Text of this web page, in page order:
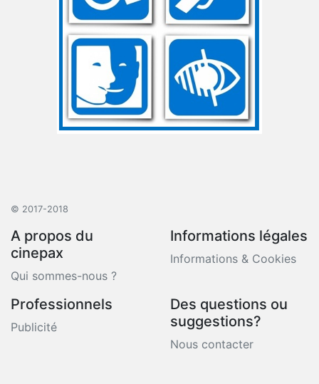
© 2017-2018
A propos du
cinepax
Qui sommes-nous ?
Informations légales
Informations & Cookies
Professionnels
Publicité
Des questions ou
suggestions?
Nous contacter